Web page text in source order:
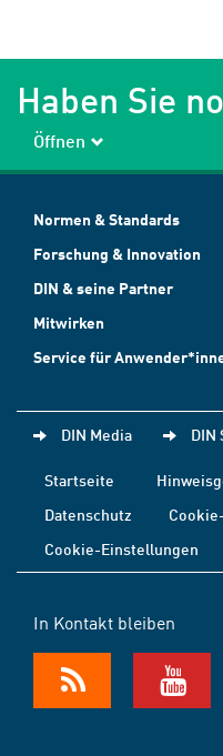
Haben Sie
Öffnen
Normen & Standards
Forschung & Innovation
DIN & seine Partner
Mitwirken
Service für
DIN Media DIN
Startseite
Datenschutz
Cookie-Einstellungen
In Kontakt bleiben